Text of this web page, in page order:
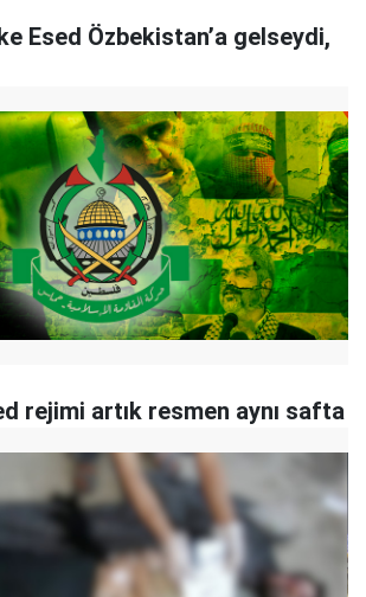
Esed Özbekistan’a gelseydi,
rejimi artık resmen aynı safta